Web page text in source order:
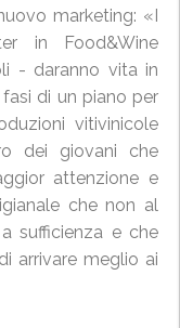
marketing: «I
in Food&Wine
- daranno vita in
di un piano per
vitivinicole
dei giovani che
attenzione e
che non al
sufficienza e che
arrivare meglio ai